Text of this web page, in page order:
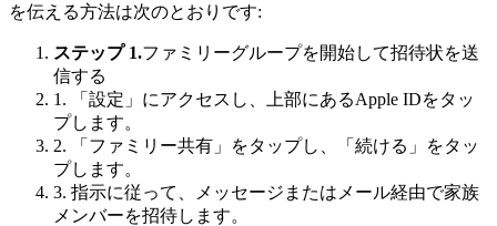
を伝える方法は次のとおりです:
ステップ 1.ファミリーグループを開始して招待状を送
信する
1. 「設定」にアクセスし、上部にあるApple IDをタッ
プします。
2. 「ファミリー共有」をタップし、「続ける」をタッ
プします。
3. 指示に従って、メッセージまたはメール経由で家族
メンバーを招待します。